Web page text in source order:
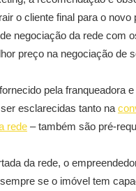
o cliente final para o
negociação da rede com
preço na negociação de
pela franqueadora
esclarecidas tanto na
rede – também são pré-
da rede, o
se o imóvel tem